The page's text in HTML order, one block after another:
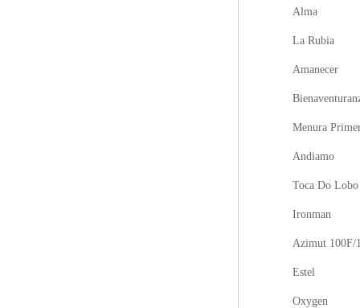
Alma
La Rubia
Amanecer
Menura
Andiamo
Toca Do Lobo
Ironman
Azimut 100F/
Estel
Oxygen